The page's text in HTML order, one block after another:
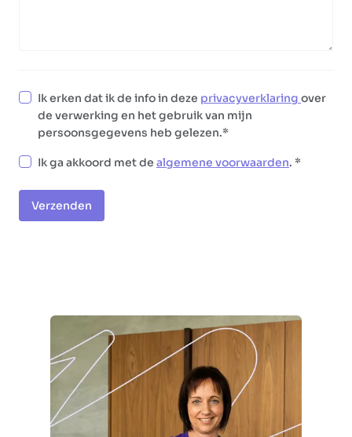
Ik erken dat ik de info in deze privacyverklaring over
de verwerking en het gebruik van mijn
persoonsgegevens heb gelezen.
Ik ga akkoord met de algemene voorwaarden.
Verzenden